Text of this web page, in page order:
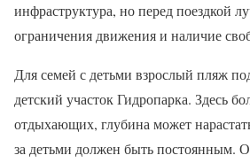
инфраструктура, но перед поездкой
ограничения движения и наличие
Для семей с детьми взрослый пляж
детский участок Гидропарка. Здесь
отдыхающих, глубина может
за детьми должен быть постоянным.